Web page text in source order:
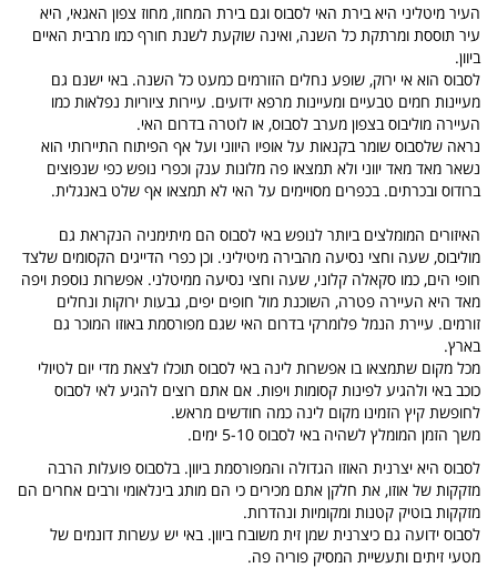
העיר מיטליני היא בירת האי לסבוס וגם בירת המחוז, מחוז צפון האגאי, היא
עיר תוססת ומרתקת כל השנה, ואינה שוקעת לשנת חורף כמו מרבית האיים
ביוון.
לסבוס הוא אי ירוק, שופע נחלים הזורמים כמעט כל השנה. באי ישנם גם
מעיינות חמים טבעיים ומעיינות מרפא ידועים. עיירות ציוריות נפלאות כמו
העיירה מוליבוס בצפון מערב לסבוס, או לוטרה בדרום האי.
נראה שלסבוס שומר בקנאות על אופיו היווני ועל אף הפיתוח התיירותי הוא
נשאר מאד מאד יווני ולא תמצאו פה מלונות ענק וכפרי נופש כפי שנפוצים
ברודוס ובכרתים. בכפרים מסויימים על האי לא תמצאו אף שלט באנגלית.
האיזורים המומלצים ביותר לנופש באי לסבוס הם מיתימניה הנקראת גם
מוליבוס, שעה וחצי נסיעה מהבירה מיטיליני. וכן כפרי הדייגים הקסומים שלצד
חופי הים, כמו סקאלה קלוני, שעה וחצי נסיעה ממיטלני. אפשרות נוספת ויפה
מאד היא העיירה פטרה, השוכנת מול חופים יפים, גבעות ירוקות ונחלים
זורמים. עיירת הנמל פלומרקי בדרום האי שגם מפורסמת באוזו המוכר גם
בארץ.
מכל מקום שתמצאו בו אפשרות לינה באי לסבוס תוכלו לצאת מדי יום לטיולי
כוכב באי ולהגיע לפינות קסומות ויפות. אם אתם רוצים להגיע לאי לסבוס
לחופשת קיץ הזמינו מקום לינה כמה חודשים מראש.
משך הזמן המומלץ לשהיה באי לסבוס 5-10 ימים.
לסבוס היא יצרנית האוזו הגדולה והמפורסמת ביוון. בלסבוס פועלות הרבה
מזקקות של אוזו, את חלקן אתם מכירים כי הם מותג בינלאומי ורבים אחרים הם
מזקקות בוטיק קטנות ומקומיות ונהדרות.
לסבוס ידועה גם כיצרנית שמן זית משובח ביוון. באי יש עשרות דונמים של
מטעי זיתים ותעשיית המסיק פוריה פה.